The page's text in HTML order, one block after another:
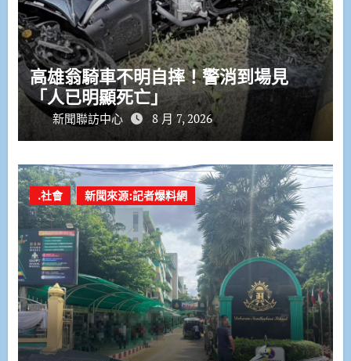
高雄翁騎車不明自摔！警消到場見
「人已明顯死亡」
新聞聯訪中心 8 月 7, 2026
.社會 新聞來源:記者爆料網